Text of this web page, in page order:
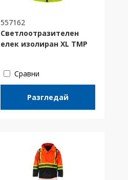
557162
Светлоотразителен
елек изолиран XL TMP
Сравни
Разгледай